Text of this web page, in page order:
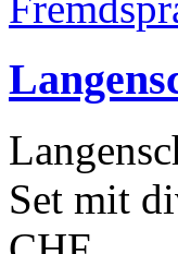
Set mit